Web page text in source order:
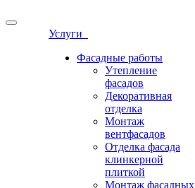
Услуги
Фасадные работы
Утепление
фасадов
Декоративная
отделка
Монтаж
вентфасадов
Отделка фасада
клинкерной
плиткой
Монтаж фасадных